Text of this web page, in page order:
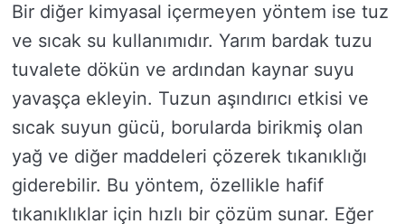
Bir diğer kimyasal içermeyen yöntem ise tuz
ve sıcak su kullanımıdır. Yarım bardak tuzu
tuvalete dökün ve ardından kaynar suyu
yavaşça ekleyin. Tuzun aşındırıcı etkisi ve
sıcak suyun gücü, borularda birikmiş olan
yağ ve diğer maddeleri çözerek tıkanıklığı
giderebilir. Bu yöntem, özellikle hafif
tıkanıklıklar için hızlı bir çözüm sunar. Eğer